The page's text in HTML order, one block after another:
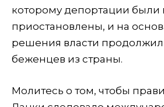
которому депортации
приостановлены, и на
решения власти
беженцев из страны.
Молитесь о том, чтобы